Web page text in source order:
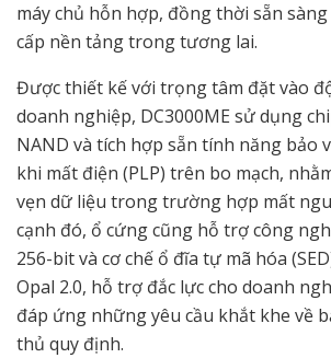
máy chủ hỗn hợp, đồng thời sẵn
cấp nền tảng trong tương lai.
Được thiết kế với trọng tâm đặt vào
doanh nghiệp, DC3000ME sử dụng
NAND và tích hợp sẵn tính năng bảo
khi mất điện (PLP) trên bo mạch,
vẹn dữ liệu trong trường hợp mất
cạnh đó, ổ cứng cũng hỗ trợ công
256-bit và cơ chế ổ đĩa tự mã hóa
Opal 2.0, hỗ trợ đắc lực cho doanh
đáp ứng những yêu cầu khắt khe về
thủ quy định.